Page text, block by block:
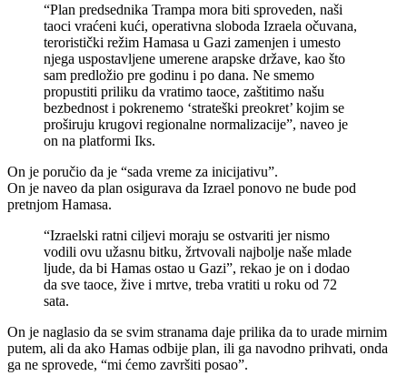
“Plan predsednika Trampa mora biti sproveden, naši
taoci vraćeni kući, operativna sloboda Izraela očuvana,
teroristički režim Hamasa u Gazi zamenjen i umesto
njega uspostavljene umerene arapske države, kao što
sam predložio pre godinu i po dana. Ne smemo
propustiti priliku da vratimo taoce, zaštitimo našu
bezbednost i pokrenemo ‘strateški preokret’ kojim se
proširuju krugovi regionalne normalizacije”, naveo je
on na platformi Iks.
On je poručio da je “sada vreme za inicijativu”.
On je naveo da plan osigurava da Izrael ponovo ne bude pod
pretnjom Hamasa.
“Izraelski ratni ciljevi moraju se ostvariti jer nismo
vodili ovu užasnu bitku, žrtvovali najbolje naše mlade
ljude, da bi Hamas ostao u Gazi”, rekao je on i dodao
da sve taoce, žive i mrtve, treba vratiti u roku od 72
sata.
On je naglasio da se svim stranama daje prilika da to urade mirnim
putem, ali da ako Hamas odbije plan, ili ga navodno prihvati, onda
ga ne sprovede, “mi ćemo završiti posao”.